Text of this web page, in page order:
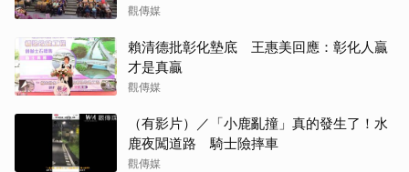
觀傳媒
賴清德批彰化墊底 王惠美回應：彰化人贏
才是真贏
觀傳媒
（有影片）／「小鹿亂撞」真的發生了！水
鹿夜闖道路 騎士險摔車
觀傳媒